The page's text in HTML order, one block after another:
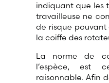
indiquant que les
travailleuse ne
de risque
la coiffe des
La norme de
l’espèce, est
raisonnable. Afin